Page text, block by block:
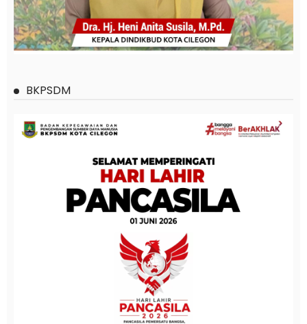
BKPSDM